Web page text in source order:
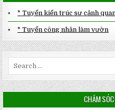
* Tuyển kiến trúc sư cảnh
* Tuyển công nhân làm vườn
CHĂM